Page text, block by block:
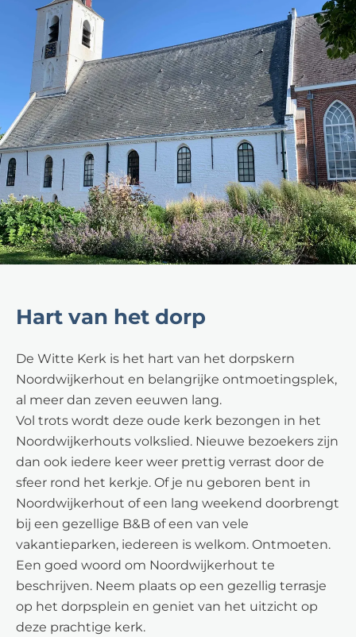
Hart van het dorp
De Witte Kerk is het hart van het dorpskern
Noordwijkerhout en belangrijke ontmoetingsplek,
al meer dan zeven eeuwen lang.
Vol trots wordt deze oude kerk bezongen in het
Noordwijkerhouts volkslied. Nieuwe bezoekers zijn
dan ook iedere keer weer prettig verrast door de
sfeer rond het kerkje. Of je nu geboren bent in
Noordwijkerhout of een lang weekend doorbrengt
bij een gezellige B&B of een van vele
vakantieparken, iedereen is welkom. Ontmoeten.
Een goed woord om Noordwijkerhout te
beschrijven. Neem plaats op een gezellig terrasje
op het dorpsplein en geniet van het uitzicht op
deze prachtige kerk.